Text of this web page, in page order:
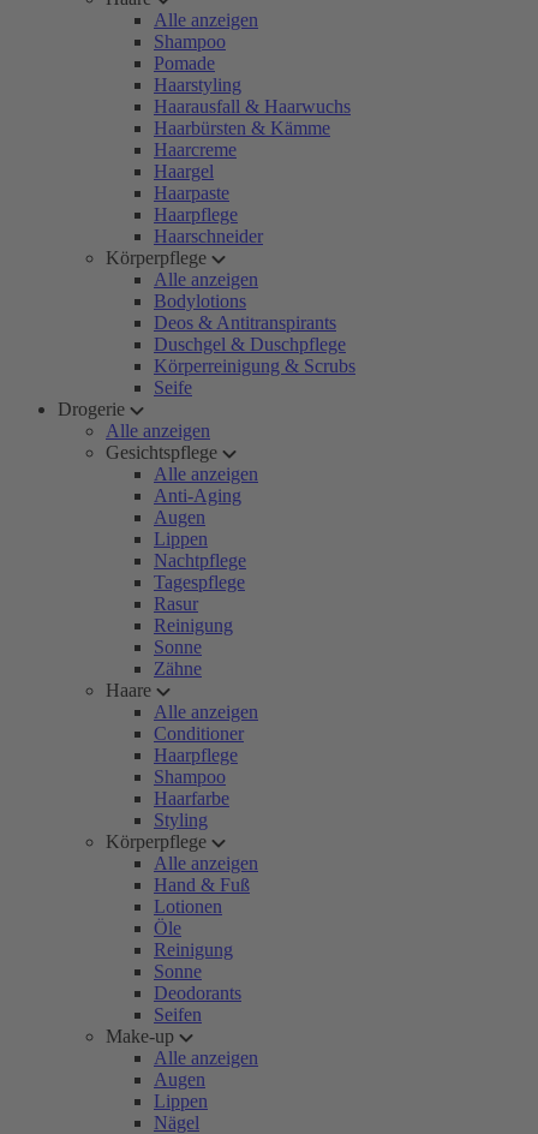
Alle anzeigen
Shampoo
Pomade
Haarstyling
Haarausfall & Haarwuchs
Haarbürsten & Kämme
Haarcreme
Haargel
Haarpaste
Haarpflege
Haarschneider
Körperpflege
Alle anzeigen
Bodylotions
Deos & Antitranspirants
Duschgel & Duschpflege
Körperreinigung & Scrubs
Seife
Drogerie
Alle anzeigen
Gesichtspflege
Alle anzeigen
Anti-Aging
Augen
Lippen
Nachtpflege
Tagespflege
Rasur
Reinigung
Sonne
Zähne
Haare
Alle anzeigen
Conditioner
Haarpflege
Shampoo
Haarfarbe
Styling
Körperpflege
Alle anzeigen
Hand & Fuß
Lotionen
Öle
Reinigung
Sonne
Deodorants
Seifen
Make-up
Alle anzeigen
Augen
Lippen
Nägel